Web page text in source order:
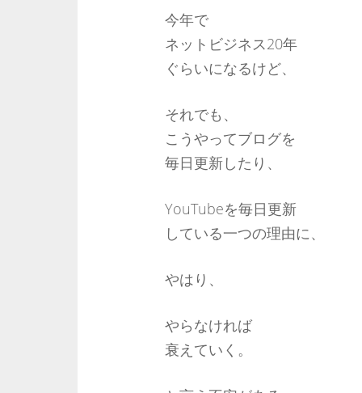
今年で
ネットビジネス20年
ぐらいになるけど、
それでも、
こうやってブログを
毎日更新したり、
YouTubeを毎日更新
している一つの理由に、
やはり、
やらなければ
衰えていく。